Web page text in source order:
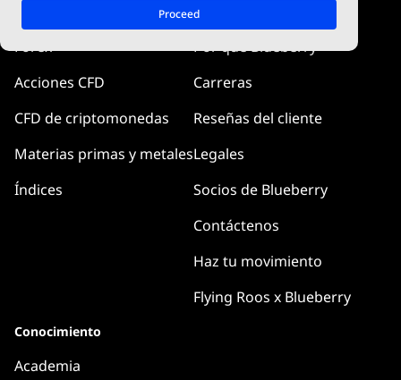
Proceed
Forex
Acciones CFD
CFD de criptomonedas
Materias primas y metales
Índices
Compañía
Por qué Blueberry
Carreras
Reseñas del cliente
Legales
Socios de Blueberry
Contáctenos
Haz tu movimiento
Flying Roos x Blueberry
Conocimiento
Academia